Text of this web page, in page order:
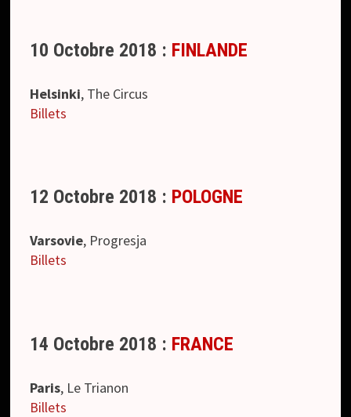
10 Octobre 2018 : FINLANDE
Helsinki, The Circus
Billets
12 Octobre 2018 : POLOGNE
Varsovie, Progresja
Billets
14 Octobre 2018 : FRANCE
Paris, Le Trianon
Billets